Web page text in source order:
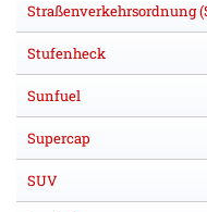
Straßenverkehrsordnung
Stufenheck
Sunfuel
Supercap
SUV